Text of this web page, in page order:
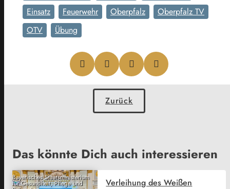
Einsatz
Feuerwehr Oberpfalz
Oberpfalz TV
OTV
Übung
Zurück
Das könnte Dich auch interessieren
Bayerisches Staatsministerium
für Gesundheit, Pflege und
Verleihung des Weißen